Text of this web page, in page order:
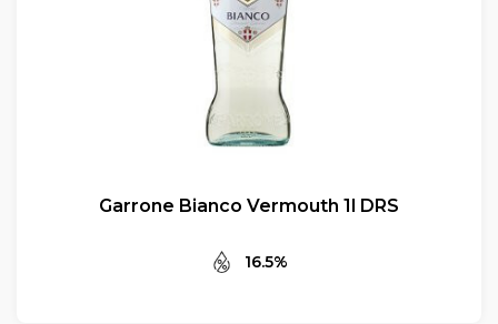
Garrone Bianco Vermouth 1l DRS
16.5%